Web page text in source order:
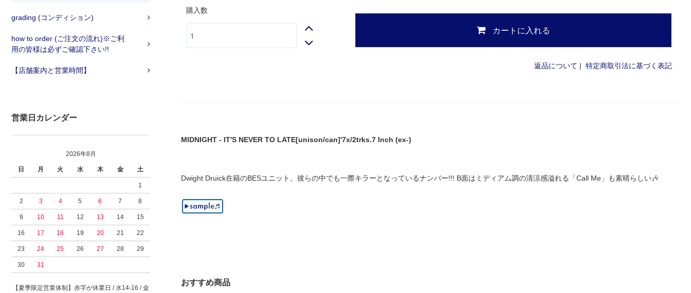
grading (コンディション)
how to order (ご注文の流れ)※ご利
用の皆様は必ずご確認下さい!!
【店舗案内と営業時間】
営業日カレンダー
2026年8月
日 月 火 水 木 金 土
1
2 3 4 5 6 7 8
9 10 11 12 13 14 15
16 17 18 19 20 21 22
23 24 25 26 27 28 29
30 31
【夏季限定営業体制】赤字が休業日 / 水14-16 / 金
購入数
カートに入れる
返品について | 特定商取引法に基づく表記
MIDNIGHT - IT'S NEVER TO LATE[unison/can]'7x/2trks.7 Inch (ex-)
Dwight Druick在籍のBESユニット。彼らの中でも一際キラーとなっているナンバー!!! B面はミディアム調の清涼感溢れる「Call Me」も素晴らしい🎶
おすすめ商品